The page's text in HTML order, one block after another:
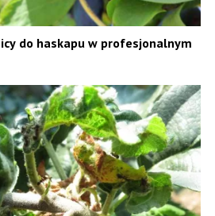
do haskapu w profesjonalnym